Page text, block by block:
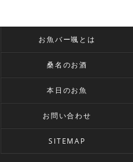
お魚バー颯とは
桑名のお酒
本日のお魚
お問い合わせ
SITEMAP